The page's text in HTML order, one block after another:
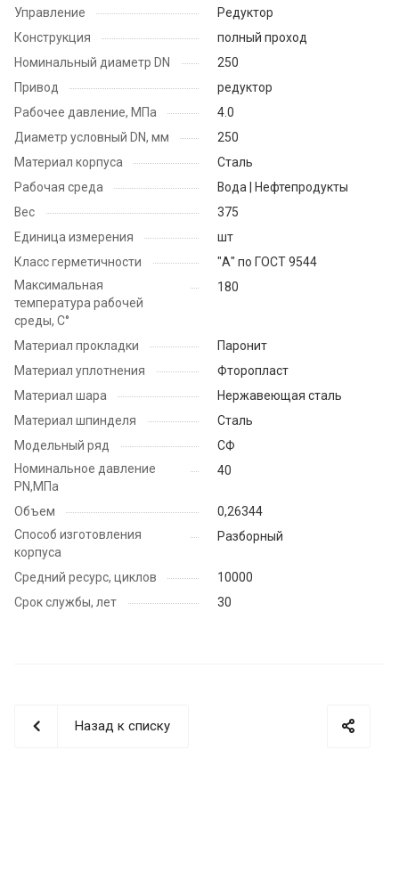
Управление
Редуктор
Конструкция
полный проход
Номинальный диаметр DN
250
Привод
редуктор
Рабочее давление, МПа
4.0
Диаметр условный DN, мм
250
Материал корпуса
Сталь
Рабочая среда
Вода | Нефтепродукты
Вес
375
Единица измерения
шт
Класс герметичности
"А" по ГОСТ 9544
Максимальная
температура рабочей
среды, С°
180
Материал прокладки
Паронит
Материал уплотнения
Фторопласт
Материал шара
Нержавеющая сталь
Материал шпинделя
Сталь
Модельный ряд
СФ
Номинальное давление
PN,МПа
40
Объем
0,26344
Способ изготовления
корпуса
Разборный
Средний ресурс, циклов
10000
Срок службы, лет
30
Назад к списку